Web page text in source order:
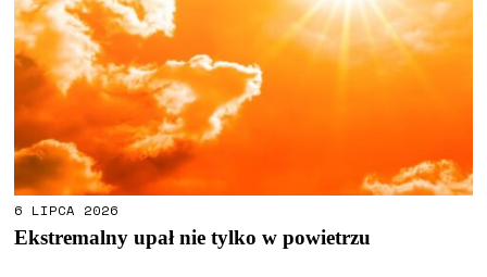
6 LIPCA 2026
Ekstremalny upał nie tylko w powietrzu